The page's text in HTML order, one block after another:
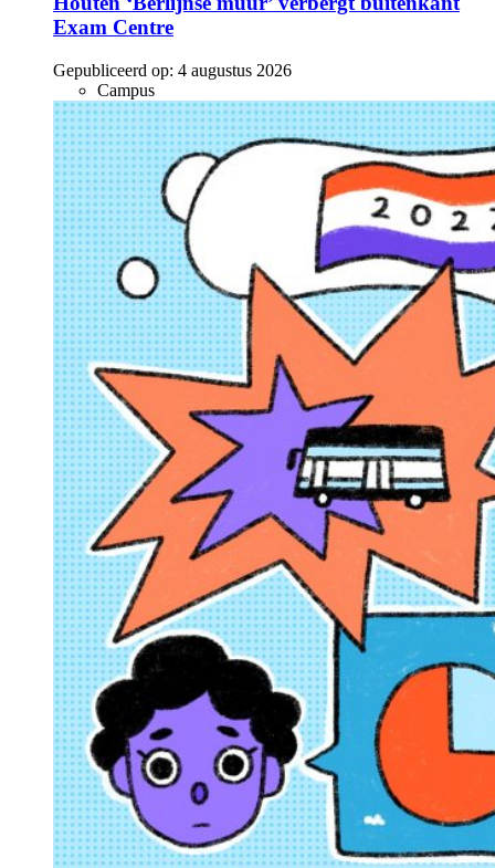
Exam Centre
Gepubliceerd op: 4 augustus 2026
Campus